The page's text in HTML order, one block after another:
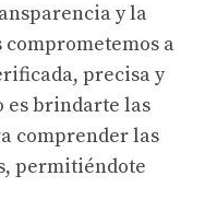
y la
a
precisa y
es brindarte las
comprender las
permitiéndote